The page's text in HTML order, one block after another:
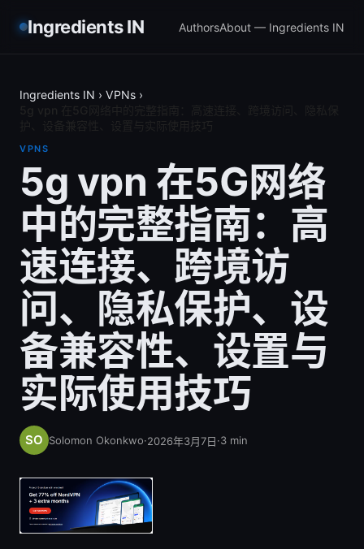
Ingredients IN AuthorsAbout — Ingredients IN
Ingredients IN › VPNs ›
VPNS
5g vpn 在5G网络
中的完整指南：高
速连接、跨境访
问、隐私保护、设
备兼容性、设置与
实际使用技巧
Solomon Okonkwo·2026年3月7日·3 min